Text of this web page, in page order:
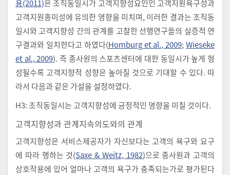
용(2011)은 조직동일시가 고객지향성요인인 고객지원욕구성과
고객지원흥미성에 유의한 영향을 미치며, 이러한 결과는 조직동
일시와 고객지향성 간의 관계를 고찰한 선행연구들의 실증적 연
구결과와 일치한다고 하였다(Homburg et al., 2009;Wieseke
et al., 2009). 즉 종사원의 스포츠센터에 대한 동일시가 높게 형
성될수록 고객지향적 성향은 높아질 것으로 기대할 수 있다. 따
라서 다음과 같은 가설을 설정하였다.
H3: 조직동일시는 고객지향성에 긍정적인 영향을 미칠 것이다.
고객지향성과 관계지속의도와의 관계
고객지향성은 서비스제공자가 자신보다는 고객의 욕구와 요구
에 따라 행하는 것(Saxe & Weitz, 1982)으로 종사원과 고객의
상호작용에 있어 얼마나 고객의 욕구가 충족되는가로 평가된다